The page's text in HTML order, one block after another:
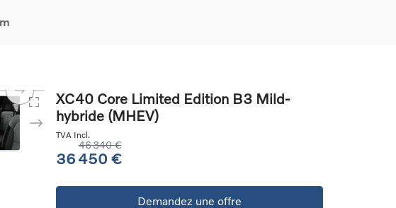
un essai
& Réparations
de votre voiture
de dépannage
XC40 Core Limited Edition B3 Mild-
hybride (MHEV)
TVA Incl.
46 340 €
36 450 €
Demandez une offre